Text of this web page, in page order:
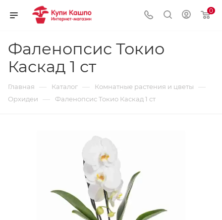
0
Фаленопсис Токио
Каскад 1 ст
Главная — Каталог — Комнатные растения и цветы —
Орхидеи — Фаленопсис Токио Каскад 1 ст